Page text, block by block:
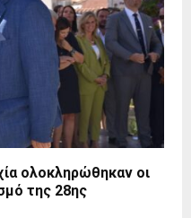
ολοκληρώθηκαν οι
της 28ης